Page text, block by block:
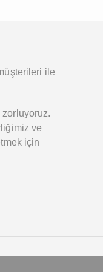
ile
zorluyoruz.
ve
için